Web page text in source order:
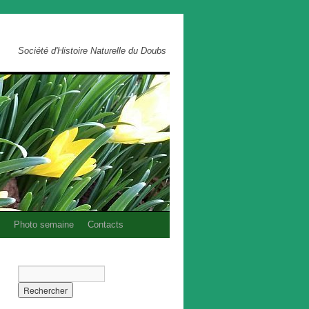
Société d'Histoire Naturelle du Doubs
Photo semaine Contacts